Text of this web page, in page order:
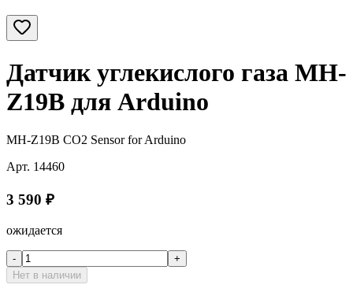
Датчик углекислого газа MH-
Z19B для Arduino
MH-Z19B CO2 Sensor for Arduino
Арт. 14460
3 590 ₽
ожидается
-
+
Нет в наличии